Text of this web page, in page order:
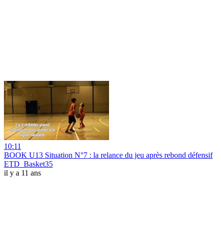
10:11
BOOK U13 Situation N°7 : la relance du jeu après rebond défensif
ETD_Basket35
il y a 11 ans